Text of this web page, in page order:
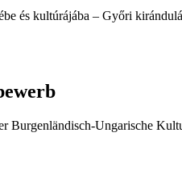
és kultúrájába – Győri
Burgenländisch-Ungarische